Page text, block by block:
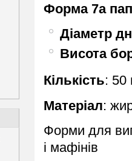
Форма 7а
Діаметр
Висота
Кількість: 50
Матеріал:
Форми для
і мафінів